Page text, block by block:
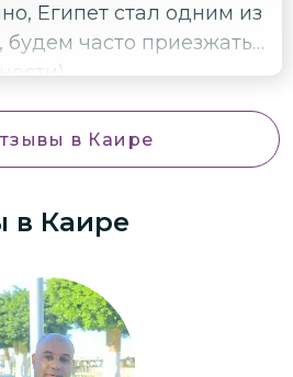
Египет стал одним из
часто приезжать
в Каире
в Каире